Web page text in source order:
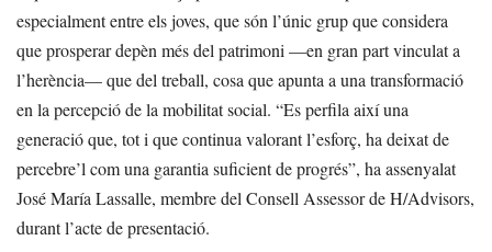
especialment entre els joves, que són l’únic grup que considera
que prosperar depèn més del patrimoni —en gran part vinculat a
l’herència— que del treball, cosa que apunta a una transformació
en la percepció de la mobilitat social. “Es perfila així una
generació que, tot i que continua valorant l’esforç, ha deixat de
percebre’l com una garantia suficient de progrés”, ha assenyalat
José María Lassalle, membre del Consell Assessor de H/Advisors,
durant l’acte de presentació.